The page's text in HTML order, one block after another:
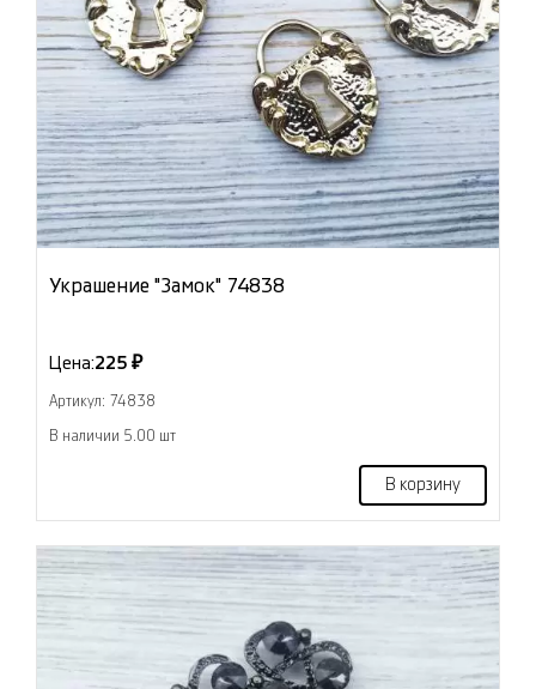
Украшение "Замок" 74838
Цена:225 ₽
Артикул: 74838
В наличии 5.00 шт
В корзину